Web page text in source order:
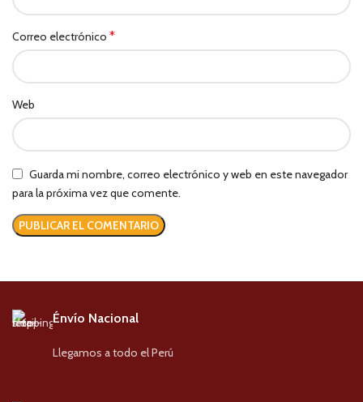
Correo electrónico *
Web
Guarda mi nombre, correo electrónico y web en este navegador
para la próxima vez que comente.
Énvío Nacional
Llegamos a todo el Perú